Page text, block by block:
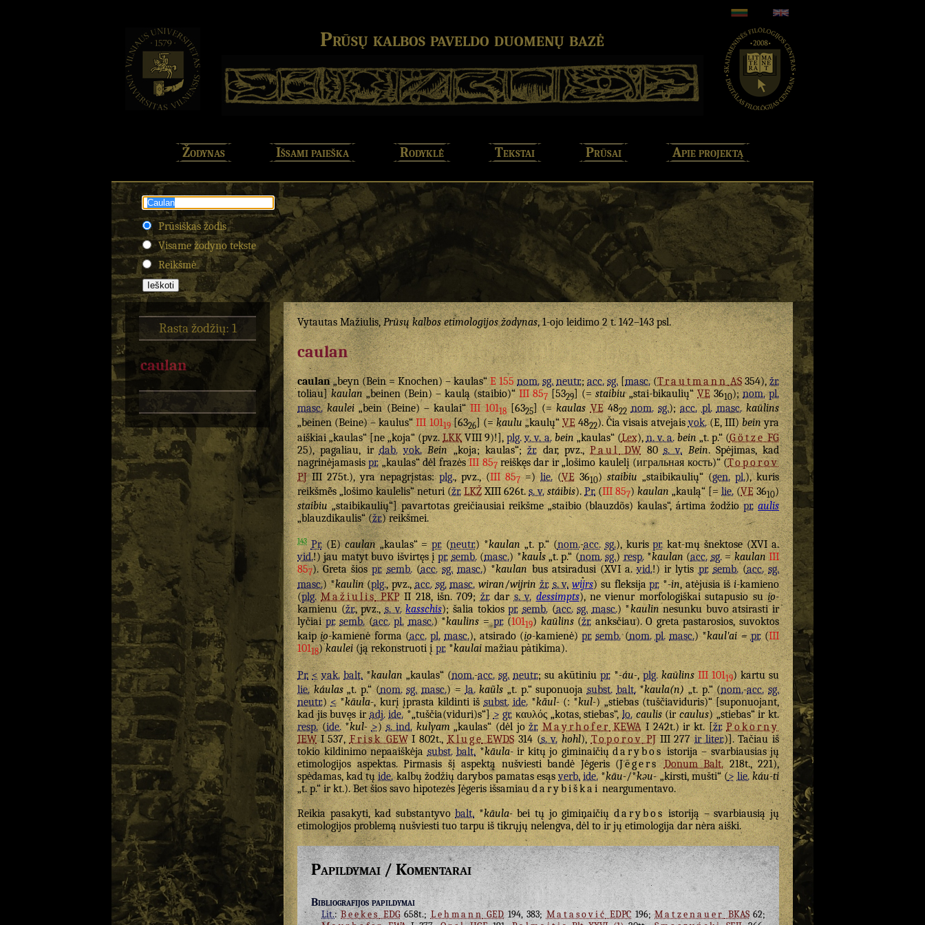
Prūsų kalbos paveldo duomenų bazė
Žodynas Išsami paieška Rodyklė Tekstai Prūsai Apie projektą
Prūsiškas žodis
Visame žodyno tekste
Reikšmė
Rasta žodžių: 1
caulan
Vytautas Mažiulis,Prūsų kalbos etimologijos žodynas, 1-ojo leidimo 2 t. 142–143 psl.
caulan
caulan„beyn (Bein = Knochen) – kaulas“E 155 nom. sg. neutr.;acc. sg.[masc.(TrautmannAS354),žr.
toliau]kaulan„beinen (Bein) – kaulą (staibio)“III 857 [5329] (=staibiu„stai-bikaulių“VE3610);nom. pl.
masc. kaulei„bein (Beine) – kaulai“III 10118[6325] (=kaulas VE4822 nom. sg.);acc. pl. masc. kaūlins
„beinen (Beine) – kaulus“III 10119[6326] (=kaulu„kaulų“VE4822). Čia visais atvejaisvok.(E, III)beinyra
aiškiai „kaulas“ [ne „koja“ (pvz.LKKVIII 9)!],plg. v. v. a. bein„kaulas“ (Lex),n. v. a. bein„t. p.“ (GötzeFG
25), pagaliau, irdab. vok. Bein„koja; kaulas“;žr.dar, pvz.,Paul DW80s. v. Bein. Spėjimas, kad
nagrinėjamasispr.„kaulas“ dėl frazėsIII 857reiškęs dar ir „lošimo kaulelį (игральная кость)“ (Toporov
PJIII 275t.), yra nepagrįstas:plg., pvz., (III 857=)lie.(VE3610)staibiu„staibikaulių“ (gen. pl.), kuris
reikšmė̃s „lošimo kaulelis“ neturi (žr. LKŽXIII 626t.s. v. stáibis).Pr.(III 857)kaulan„kaulą“ [=lie.(VE3610)
staibiu„staibikaulių“] pavartotas greičiausiai reikšme „staibio (blauzdõs) kaulas“, ártima žodžiopr. aulis
„blauzdikaulis“ (žr.) reikšmei.
143 Pr.(E)caulan„kaulas“ =pr.(neutr.) *kaulan„t. p.“ (nom.-acc. sg.), kurispr.kat-mų šnektose (XVI a.
vid.!) jau matyt buvo išvirtęs įpr. semb.(masc.) *kauls„t. p.“ (nom. sg.)resp.*kaulan (acc. sg.=kaulan III
857). Greta šiospr. semb.(acc. sg. masc.) *kaulan bus atsiradusi (XVI a.vid.!) ir lytispr. semb.(acc. sg.
masc.) *kaulin(plg., pvz.,acc. sg. masc. wiran/wijrin žr. s. v. wijrs) su fleksijapr.*-in, atėjusia iši-kamieno
(plg. MažiulisPKPII 218, išn. 709;žr.dars. v. dessimpts), ne vienur morfologiškai sutapusio sui̯o-
kamienu (žr., pvz.,s. v. kasschis); šalia tokiospr. semb.(acc. sg. masc.) *kaulinnesunku buvo atsirasti ir
lyčiaipr. semb.(acc. pl. masc.) *kaulins=pr.(10119) kaūlins(žr.anksčiau). O greta pastarosios, suvoktos
kaipi̯o-kamienė forma (acc. pl. masc.), atsirado (i̯o-kamienė)pr. semb.(nom. pl. masc.) *kaulʹai = pr.(III
10118)kaulei(ją rekonstruoti įpr.*kaulaimažiau pàtikima).
Pr. < vak. balt.*kaulan „kaulas“ (nom.-acc. sg. neutr.; su akūtiniupr.*-áu-,plg. kaūlins III 10119) kartu su
lie. káulas„t. p.“ (nom. sg. masc.) =la. kaũls„t. p.“ suponuojasubst. balt.*kaula(n)„t. p.“ (nom.-acc. sg.
neutr.)<*kāula-, kurį įprasta kildinti išsubst. ide.*kā̆ul-(: *kul-) „stiebas (tuščiaviduris)“ [suponuojant,
kad jis buvęs iradj. ide.*„tuščia(viduri)s“]> gr. καυλός „kotas, stiebas“,lo. caulis(ircaulus) „stiebas“ ir kt.
resp.(ide.*kul- >)s. ind. kulyam „kaulas“ (dėl jožr. MayrhoferKEWAI 242t.) ir kt. [žr. Pokorny
IEWI 537,FriskGEWI 802t.,KlugeEWDS314 (s. v. hohl),ToporovPJIII 277ir liter.)]. Tačiau iš
tokio kildinimo nepaaiškėjasubst. balt.*kāula-ir kitų jo giminaičiųdarybosistorija – svarbiausias jų
etimologijos aspektas. Pirmasis šį aspektą nušviesti bandė Jėgeris (Jēgers Donum Balt.218t., 221),
spėdamas, kad tųide.kalbų žodžių darybos pamatas esąsverb. ide.*kāu-/*kəu-„kirsti, mušti“ (> lie. káu-ti
„t. p.“ ir kt.). Bet šios savo hipotezės Jėgeris išsamiaudarybiškai neargumentavo.
Reikia pasakyti, kad substantyvobalt.*kāula-bei tų jo giminaičiųdarybosistoriją – svarbiausią jų
etimologijos problemą nušviesti tuo tarpu iš tikrųjų nelengva, dėl to ir jų etimologija dar nėra aiški.
Papildymai / Komentarai
Bibliografijos papildymai
Lit.:BeekesEDG658t.; LehmannGED194, 383; Matasović EDPC 196;Matzenauer BKAS62;